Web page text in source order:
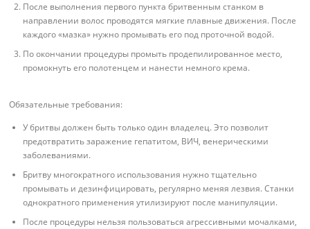
После выполнения первого пункта бритвенным станком в
направлении волос проводятся мягкие плавные движения. После
каждого «мазка» нужно промывать его под проточной водой.
По окончании процедуры промыть продепилированное место,
промокнуть его полотенцем и нанести немного крема.
Обязательные требования:
У бритвы должен быть только один владелец. Это позволит
предотвратить заражение гепатитом, ВИЧ, венерическими
заболеваниями.
Бритву многократного использования нужно тщательно
промывать и дезинфицировать, регулярно меняя лезвия. Станки
однократного применения утилизируют после манипуляции.
После процедуры нельзя пользоваться агрессивными мочалками,